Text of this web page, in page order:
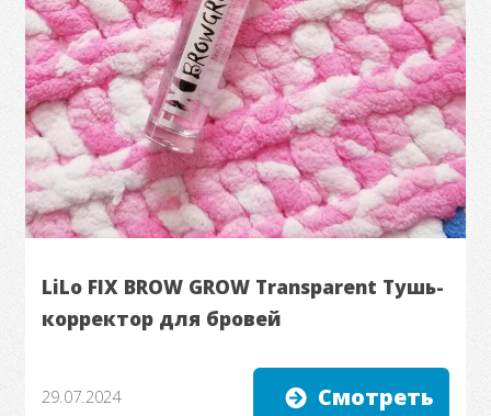
LiLo FIX BROW GROW Transparent Тушь-
корректор для бровей
29.07.2024 Смотреть